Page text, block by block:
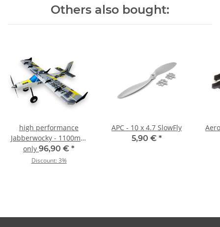
Others also bought:
high performance
Jabberwocky - 1100mm
yellow
only 96,90 € *
Discount:3%
APC - 10 x 4.7 SlowFly
5,90 € *